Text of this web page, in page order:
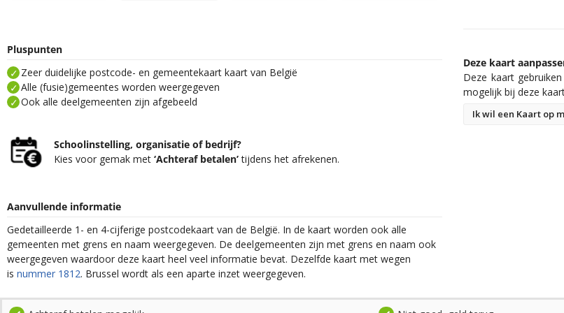
Pluspunten
Zeer duidelijke postcode- en gemeentekaart kaart van België
Alle (fusie)gemeentes worden weergegeven
Ook alle deelgemeenten zijn afgebeeld
Schoolinstelling, organisatie of bedrijf?
Kies voor gemak met‘Achteraf betalen’tijdens het afrekenen.
Aanvullende informatie
Gedetailleerde 1- en 4-cijferige postcodekaart van de België. In de kaart worden ook alle
gemeenten met grens en naam weergegeven. De deelgemeenten zijn met grens en naam ook
weergegeven waardoor deze kaart heel veel informatie bevat. Dezelfde kaart met wegen
is nummer 1812. Brussel wordt als een aparte inzet weergegeven.
Deze kaart
Deze kaart
mogelijk bij deze
Ik wil een Kaart op